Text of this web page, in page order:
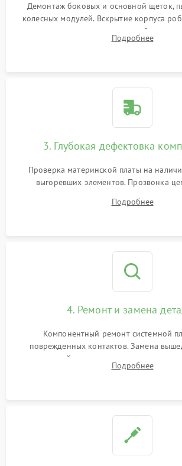
Демонтаж боковых и основной щеток,
колесных модулей. Вскрытие корпуса
очистка внутренних полостей,
скопившейся пыли, волос и шерсти
Подробнее
3. Глубокая дефектовка
Проверка материнской платы на
выгоревших элементов. Прозвонка
тестирование приводных моторов
всасывания. Оценка состояния
Подробнее
4. Ремонт и замена
Компонентный ремонт системной
поврежденных контактов. Замена
двигателей, изношенного аккумулятора,
лидара или помпы подачи воды.
Подробнее